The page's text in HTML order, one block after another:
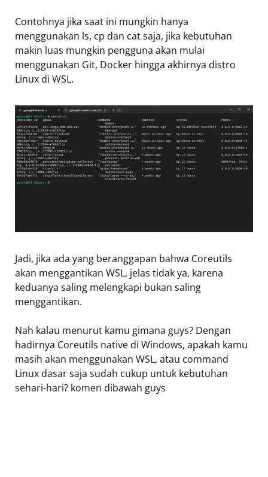
Contohnya jika saat ini mungkin hanya
menggunakan ls, cp dan cat saja, jika kebutuhan
makin luas mungkin pengguna akan mulai
menggunakan Git, Docker hingga akhirnya distro
Linux di WSL.
Jadi, jika ada yang beranggapan bahwa Coreutils
akan menggantikan WSL, jelas tidak ya, karena
keduanya saling melengkapi bukan saling
menggantikan.
Nah kalau menurut kamu gimana guys? Dengan
hadirnya Coreutils native di Windows, apakah kamu
masih akan menggunakan WSL, atau command
Linux dasar saja sudah cukup untuk kebutuhan
sehari-hari? komen dibawah guys